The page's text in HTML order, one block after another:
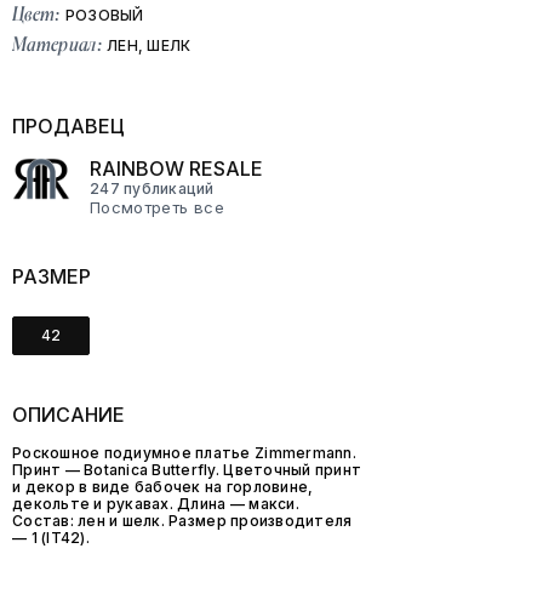
Цвет: РОЗОВЫЙ
Материал: ЛЕН, ШЕЛК
ПРОДАВЕЦ
RAINBOW RESALE
247 публикаций
Посмотреть все
РАЗМЕР
42
ОПИСАНИЕ
Роскошное подиумное платье Zimmermann.
Принт — Botanica Butterfly. Цветочный принт
и декор в виде бабочек на горловине,
декольте и рукавах. Длина — макси.
Состав: лен и шелк. Размер производителя
— 1 (IT42).